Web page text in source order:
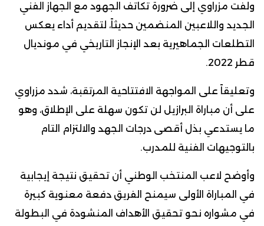
ولفت مزراوي إلى ضرورة تكاتف الجهود مع الجهاز الفني
الجديد واللاعبين المنضمين حديثاً، لتقديم أداء يعكس
التطلعات الجماهيرية بعد الإنجاز التاريخي في مونديال
قطر 2022.
وتعليقاً على المواجهة الافتتاحية المرتقبة، شدد مزراوي
على أن مباراة البرازيل لن تكون سهلة على الإطلاق، وهو
ما يستدعي بذل أقصى درجات الجهد والالتزام التام
بالتوجيهات الفنية للمدرب.
وأوضح لاعب المنتخب الوطني أن تحقيق نتيجة إيجابية
في المباراة الأولى سيمنح الفريق دفعة معنوية كبيرة
في مشواره نحو تحقيق الأهداف المنشودة في البطولة